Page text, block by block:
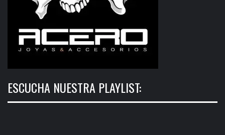
ESCUCHA NUESTRA PLAYLIST: